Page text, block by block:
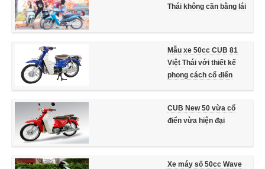
Thái không cần bằng lái
Mẫu xe 50cc CUB 81
Việt Thái với thiết kế
phong cách cổ điển
CUB New 50 vừa cổ
điển vừa hiện đại
Xe máy số 50cc Wave